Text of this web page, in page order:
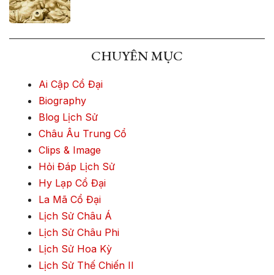
CHUYÊN MỤC
Ai Cập Cổ Đại
Biography
Blog Lịch Sử
Châu Âu Trung Cổ
Clips & Image
Hỏi Đáp Lịch Sử
Hy Lạp Cổ Đại
La Mã Cổ Đại
Lịch Sử Châu Á
Lịch Sử Châu Phi
Lịch Sử Hoa Kỳ
Lịch Sử Thế Chiến II